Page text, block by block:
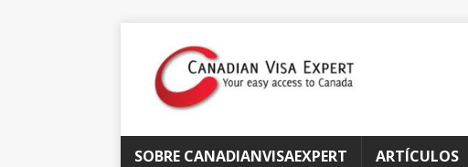
SOBRE CANADIANVISAEXPERT ARTÍCULOS